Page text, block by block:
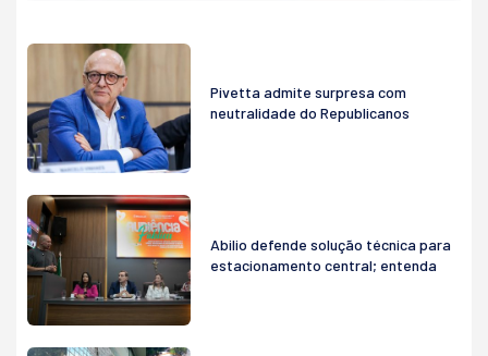
Pivetta admite surpresa com
neutralidade do Republicanos
Abilio defende solução técnica para
estacionamento central; entenda